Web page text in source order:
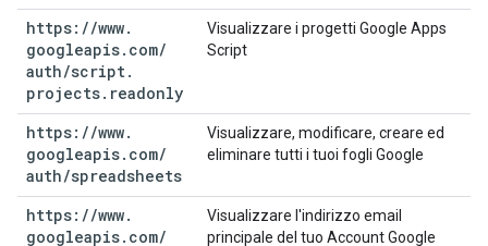
https: //www.
googleapis. com/
auth/script.
projects. readonly
Visualizzare i progetti Google Apps
Script
https: //www.
googleapis. com/
auth/spreadsheets
Visualizzare, modificare, creare ed
eliminare tutti i tuoi fogli Google
https: //www.
googleapis. com/
Visualizzare l'indirizzo email
principale del tuo Account Google